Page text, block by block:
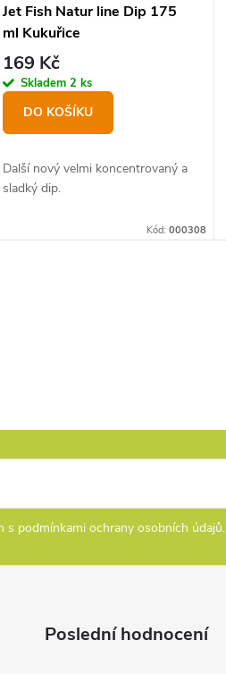
Jet Fish Natur line Dip 175
ml Kukuřice
169 Kč
Skladem 2 ks
DO KOŠÍKU
Další nový velmi koncentrovaný a
sladký dip.
Kód: 000308
s podmínkami ochrany osobních údajů.
Poslední hodnocení